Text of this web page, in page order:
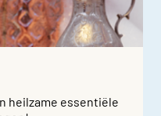
heilzame essentiële